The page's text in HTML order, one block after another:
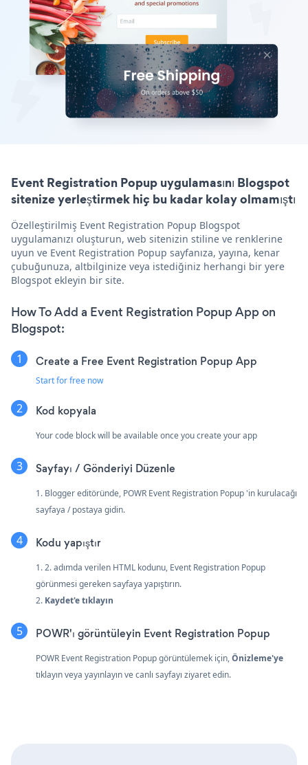
Event Registration Popup uygulamasını Blogspot
sitenize yerleştirmek hiç bu kadar kolay olmamıştı
Özelleştirilmiş Event Registration Popup Blogspot
uygulamanızı oluşturun, web sitenizin stiline ve renklerine
uyun ve Event Registration Popup sayfanıza, yayına, kenar
çubuğunuza, altbilginize veya istediğiniz herhangi bir yere
Blogspot ekleyin bir site.
How To Add a Event Registration Popup App on
Blogspot:
Create a Free Event Registration Popup App
Start for free now
Kod kopyala
Your code block will be available once you create your app
Sayfayı / Gönderiyi Düzenle
1. Blogger editöründe, POWR Event Registration Popup 'in kurulacağı
sayfaya / postaya gidin.
Kodu yapıştır
1. 2. adımda verilen HTML kodunu, Event Registration Popup
görünmesi gereken sayfaya yapıştırın.
2. Kaydet'e tıklayın
POWR'ı görüntüleyin Event Registration Popup
POWR Event Registration Popup görüntülemek için,Önizleme'ye
tıklayın veya yayınlayın ve canlı sayfayı ziyaret edin.